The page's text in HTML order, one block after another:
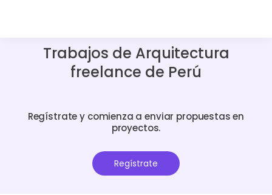
Trabajos de Arquitectura
freelance de Perú
Regístrate y comienza a enviar propuestas en
proyectos.
Regístrate